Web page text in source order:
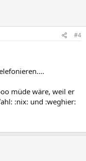
#4
müde wäre, weil er
:nix: und :weghier: